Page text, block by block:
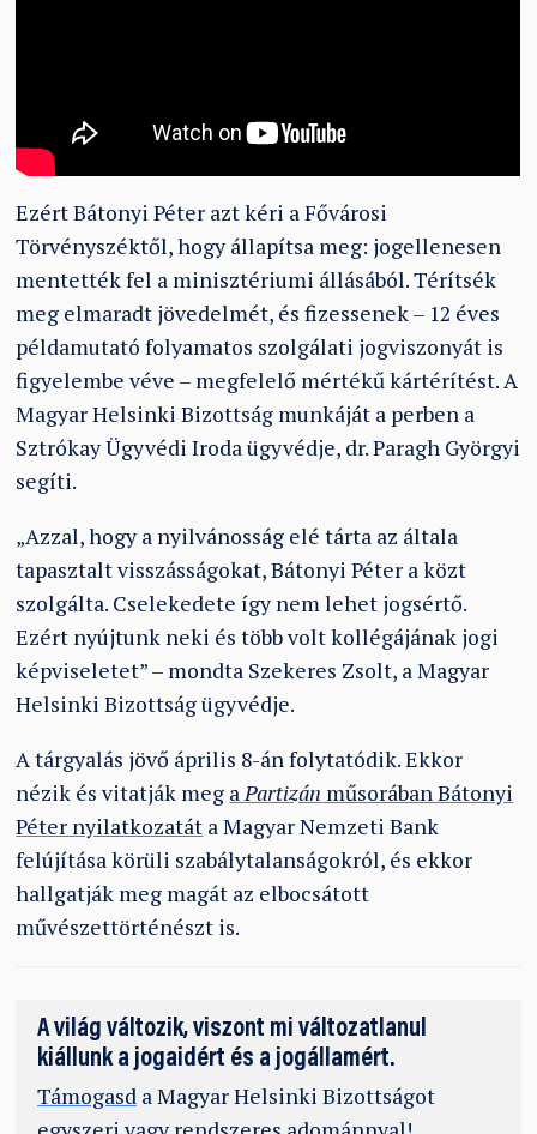
Ezért Bátonyi Péter azt kéri a Fővárosi
Törvényszéktől, hogy állapítsa meg: jogellenesen
mentették fel a minisztériumi állásából. Térítsék
meg elmaradt jövedelmét, és fizessenek – 12 éves
példamutató folyamatos szolgálati jogviszonyát is
figyelembe véve – megfelelő mértékű kártérítést. A
Magyar Helsinki Bizottság munkáját a perben a
Sztrókay Ügyvédi Iroda ügyvédje, dr. Paragh Györgyi
segíti.
„Azzal, hogy a nyilvánosság elé tárta az általa
tapasztalt visszásságokat, Bátonyi Péter a közt
szolgálta. Cselekedete így nem lehet jogsértő.
Ezért nyújtunk neki és több volt kollégájának jogi
képviseletet” – mondta Szekeres Zsolt, a Magyar
Helsinki Bizottság ügyvédje.
A tárgyalás jövő április 8-án folytatódik. Ekkor
nézik és vitatják meg aPartizán műsorában Bátonyi
Péter nyilatkozatát a Magyar Nemzeti Bank
felújítása körüli szabálytalanságokról, és ekkor
hallgatják meg magát az elbocsátott
művészettörténészt is.
A világ változik, viszont mi változatlanul
kiállunk a jogaidért és a jogállamért.
Támogasd a Magyar Helsinki Bizottságot